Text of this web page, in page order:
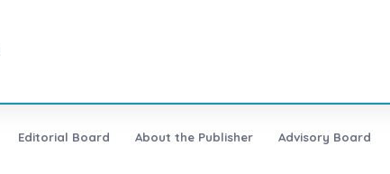
Editorial Board About the Publisher Advisory Board